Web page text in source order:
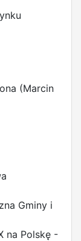
(Marcin
Gminy i
na Polskę -